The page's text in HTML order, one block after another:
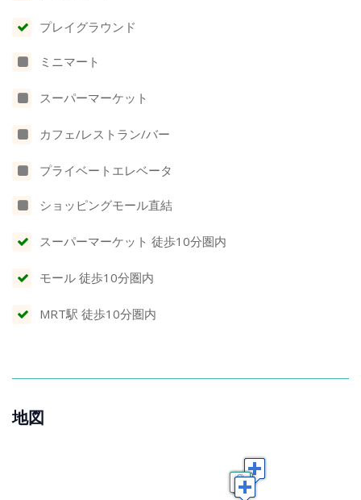
プレイグラウンド
ミニマート
スーパーマーケット
カフェ/レストラン/バー
プライベートエレベータ
ショッピングモール直結
スーパーマーケット 徒歩10分圏内
モール 徒歩10分圏内
MRT駅 徒歩10分圏内
地図